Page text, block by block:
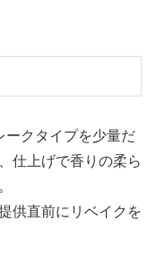
ークタイプを少量だ
仕上げで香りの柔ら
供直前にリベイクを